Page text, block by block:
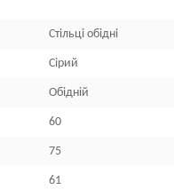
Стільці обідні
Сірий
Обідній
60
75
61